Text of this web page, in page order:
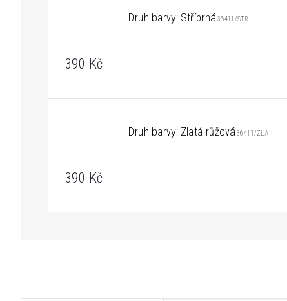
Druh barvy: Stříbrná 36411/STR
390 Kč
Druh barvy: Zlatá růžová 36411/ZLA
390 Kč